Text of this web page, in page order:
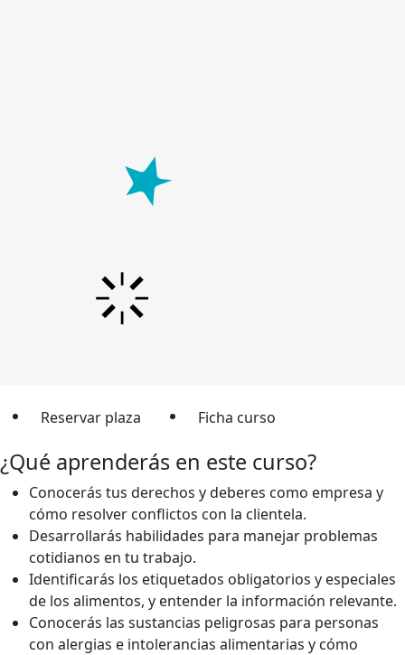
Reservar plaza Ficha curso
¿Qué aprenderás en este curso?
Conocerás tus derechos y deberes como empresa y
cómo resolver conflictos con la clientela.
Desarrollarás habilidades para manejar problemas
cotidianos en tu trabajo.
Identificarás los etiquetados obligatorios y especiales
de los alimentos, y entender la información relevante.
Conocerás las sustancias peligrosas para personas
con alergias e intolerancias alimentarias y cómo